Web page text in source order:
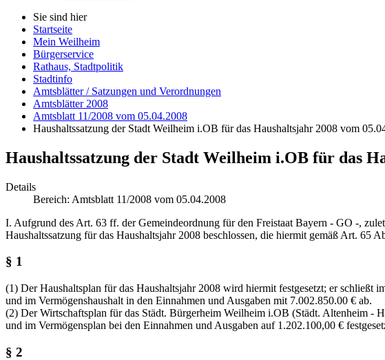
Sie sind hier
Startseite
Mein Weilheim
Bürgerservice
Rathaus, Stadtpolitik
Stadtinfo
Amtsblätter / Satzungen und Verordnungen
Amtsblätter 2008
Amtsblatt 11/2008 vom 05.04.2008
Haushaltssatzung der Stadt Weilheim i.OB für das Haushaltsjahr 2008 vom
Haushaltssatzung der Stadt Weilheim i.OB für das
Details
Bereich: Amtsblatt 11/2008 vom 05.04.2008
I. Aufgrund des Art. 63 ff. der Gemeindeordnung für den Freistaat Bayern - GO -,
Haushaltssatzung für das Haushaltsjahr 2008 beschlossen, die hiermit gemäß Art.
§ 1
(1) Der Haushaltsplan für das Haushaltsjahr 2008 wird hiermit festgesetzt; er schließt
und im Vermögenshaushalt in den Einnahmen und Ausgaben mit 7.002.850.00 € ab.
(2) Der Wirtschaftsplan für das Städt. Bürgerheim Weilheim i.OB (Städt. Altenheim -
und im Vermögensplan bei den Einnahmen und Ausgaben auf 1.202.100,00 €
§ 2